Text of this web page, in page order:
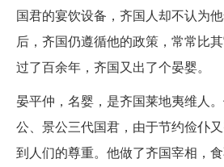
国君的宴饮设备，齐国人却不认为
后，齐国仍遵循他的政策，常常比
过了百余年，齐国又出了个晏婴。
晏平仲，名婴，是齐国莱地夷维人
公、景公三代国君，由于节约俭仆
到人们的尊重。他做了齐国宰相，